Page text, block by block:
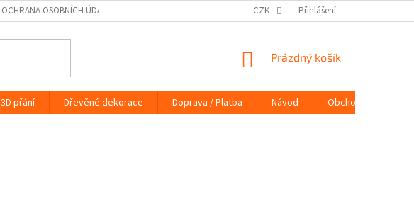
OCHRANA OSOBNÍCH ÚDAJŮ NÁVOD KONTAKTY
CZK Přihlášení
NÁKUPNÍ
Prázdný košík
3D přání Dřevěné dekorace Doprava / Platba Návod
Obchodní podmínky